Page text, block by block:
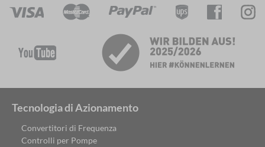
Tecnologia di Azionamento
Convertitori di Frequenza
Controlli per Pompe